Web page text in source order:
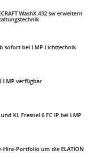
WashX.432 sw erweitern
sofort bei LMP Lichttechnik
LMP verfügbar
KL Fresnel 6 FC IP bei LMP
Portfolio um die ELATION